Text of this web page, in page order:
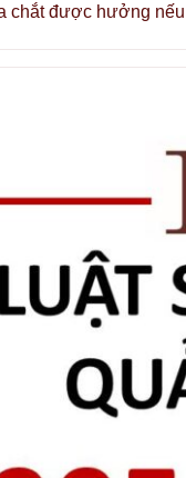
chắt được hưởng